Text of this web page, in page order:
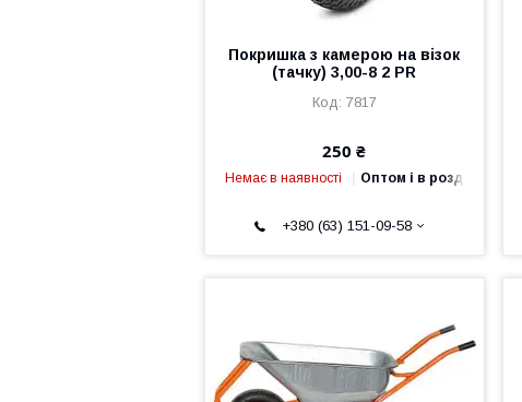
Покришка з камерою на візок
(тачку) 3,00-8 2 PR
7817
250 ₴
Немає в наявності Оптом і в роздріб
+380 (63) 151-09-58